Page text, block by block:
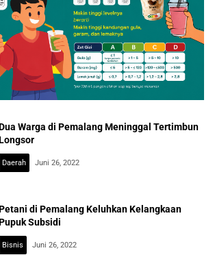
Warga di Pemalang Meninggal Tertimbun
Daerah Juni 26, 2022
di Pemalang Keluhkan Kelangkaan
Subsidi
Bisnis Juni 26, 2022